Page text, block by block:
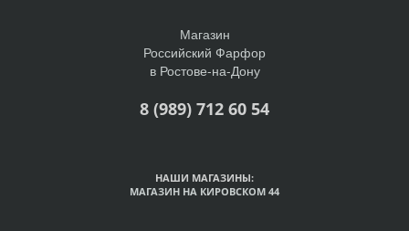
Магазин
Российский Фарфор
в Ростове-на-Дону
8 (989) 712 60 54
НАШИ МАГАЗИНЫ:
МАГАЗИН НА КИРОВСКОМ 44